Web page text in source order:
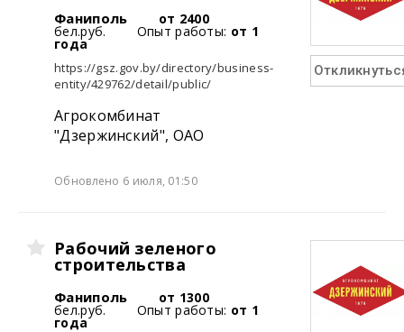
Фаниполь от 2400
бел.руб. Опыт работы: от 1
года
https://gsz.gov.by/directory/business-
entity/429762/detail/public/
Агрокомбинат
"Дзержинский", ОАО
Обновлено 6 июля, 01:50
Рабочий зеленого
строительства
Фаниполь от 1300
бел.руб. Опыт работы: от 1
года